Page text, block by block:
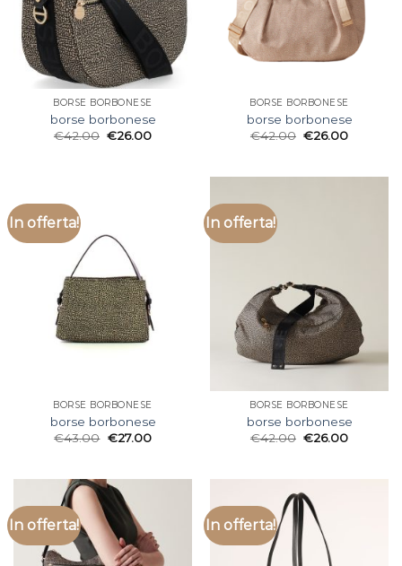
BORSE BORBONESE
borse borbonese
€42.00 €26.00
BORSE BORBONESE
borse borbonese
€42.00 €26.00
In offerta!
BORSE BORBONESE
borse borbonese
€43.00 €27.00
In offerta!
BORSE BORBONESE
borse borbonese
€42.00 €26.00
In offerta! In offerta!